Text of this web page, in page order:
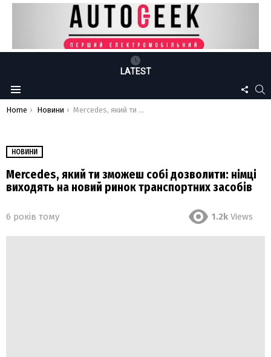
LATEST
Menu
US
You are here:
Home Новини Mercedes, який ти зможеш собі дозволити: німці виходять на новий ринок транспортних засобів
НОВИНИ
Mercedes, який ти зможеш собі дозволити: німці
виходять на новий ринок транспортних засобів
6 років тому 1.2k Views